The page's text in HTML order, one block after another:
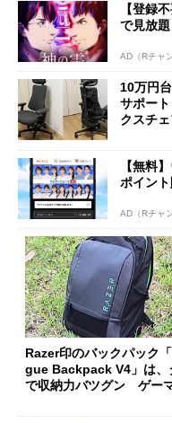
ut」が明...
【登録
で見放題
AD（Rチャ
10万円
サポー
クスチ
【無料
ポイン
AD（Rチャ
Razer印のバックパック
gue Backpack V4」は、
で収納力バツグン ゲー